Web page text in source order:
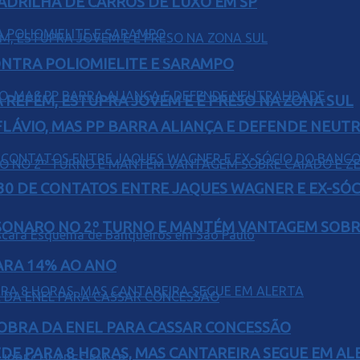
ESTUPRA JOVEM E É PRESO NA ZONA SUL
NO 2º TURNO E MANTÉM VANTAGEM
PARA 8 HORAS, MAS CANTAREIRA SEGUE EM
POLIOMIELITE E SARAMPO
MAS PP BARRA ALIANÇA E DEFENDE
DE CONTATOS ENTRE JAQUES WAGNER E EX-
14% AO ANO
DA ENEL PARA CASSAR CONCESSÃO